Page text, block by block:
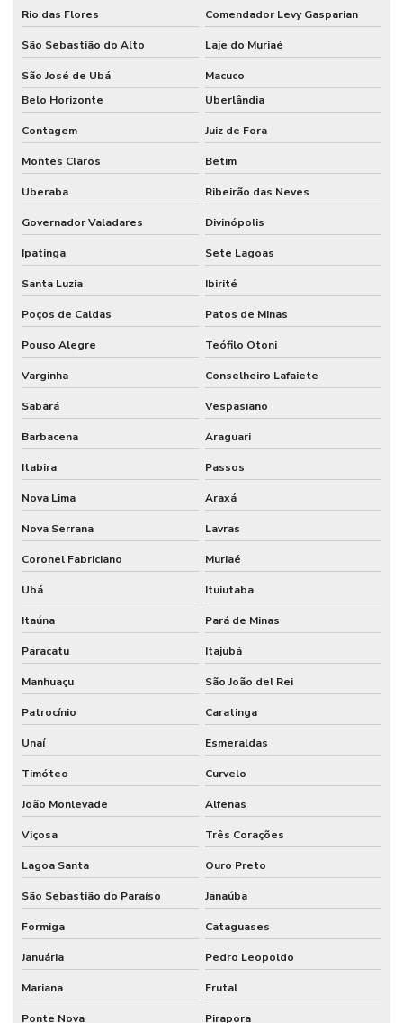
Rio das Flores Comendador Levy Gasparian
São Sebastião do Alto Laje do Muriaé
São José de Ubá
Macuco
Belo Horizonte
Uberlândia
Contagem Juiz de Fora
Montes Claros Betim
Uberaba Ribeirão das Neves
Governador Valadares Divinópolis
Ipatinga Sete Lagoas
Santa Luzia Ibirité
Poços de Caldas Patos de Minas
Pouso Alegre Teófilo Otoni
Varginha Conselheiro Lafaiete
Sabará Vespasiano
Barbacena Araguari
Itabira Passos
Nova Lima Araxá
Nova Serrana Lavras
Coronel Fabriciano Muriaé
Ubá Ituiutaba
Itaúna Pará de Minas
Paracatu Itajubá
Manhuaçu São João del Rei
Patrocínio Caratinga
Unaí Esmeraldas
Timóteo Curvelo
João Monlevade Alfenas
Viçosa Três Corações
Lagoa Santa Ouro Preto
São Sebastião do Paraíso Janaúba
Formiga Cataguases
Januária Pedro Leopoldo
Mariana Frutal
Ponte Nova Pirapora